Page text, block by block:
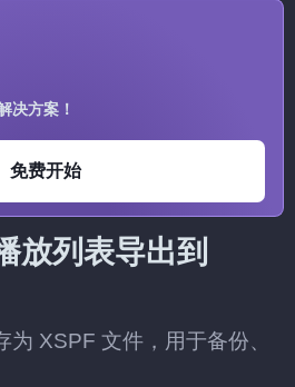
决方案！
免费开始
放列表导出到
XSPF 文件，用于备份、